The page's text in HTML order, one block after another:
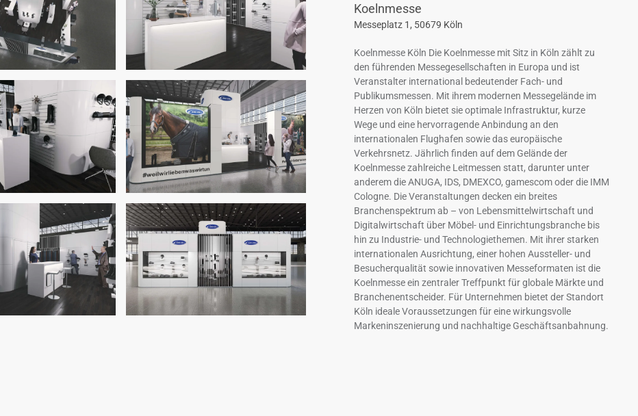
Zoom Zoom
Zoom Zoom
Zoom Zoom
Koelnmesse
Messeplatz 1, 50679 Köln
Koelnmesse Köln Die Koelnmesse mit Sitz in Köln zählt zu
den führenden Messegesellschaften in Europa und ist
Veranstalter international bedeutender Fach- und
Publikumsmessen. Mit ihrem modernen Messegelände im
Herzen von Köln bietet sie optimale Infrastruktur, kurze
Wege und eine hervorragende Anbindung an den
internationalen Flughafen sowie das europäische
Verkehrsnetz. Jährlich finden auf dem Gelände der
Koelnmesse zahlreiche Leitmessen statt, darunter unter
anderem die ANUGA, IDS, DMEXCO, gamescom oder die IMM
Cologne. Die Veranstaltungen decken ein breites
Branchenspektrum ab – von Lebensmittelwirtschaft und
Digitalwirtschaft über Möbel- und Einrichtungsbranche bis
hin zu Industrie- und Technologiethemen. Mit ihrer starken
internationalen Ausrichtung, einer hohen Aussteller- und
Besucherqualität sowie innovativen Messeformaten ist die
Koelnmesse ein zentraler Treffpunkt für globale Märkte und
Branchenentscheider. Für Unternehmen bietet der Standort
Köln ideale Voraussetzungen für eine wirkungsvolle
Markeninszenierung und nachhaltige Geschäftsanbahnung.